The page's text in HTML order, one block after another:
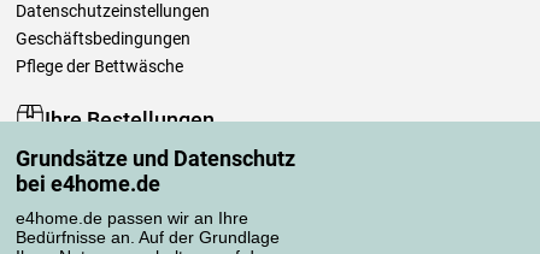
Grundsätze und Datenschutz
bei e4home.de
e4home.de passen wir an Ihre
Bedürfnisse an. Auf der Grundlage
Datenschutzeinstellungen
Geschäftsbedingungen
Pflege der Bettwäsche
Ihre Bestellungen
Mein Konto
Bestellübersicht
Reklamationen
Widerrufsbelehrung